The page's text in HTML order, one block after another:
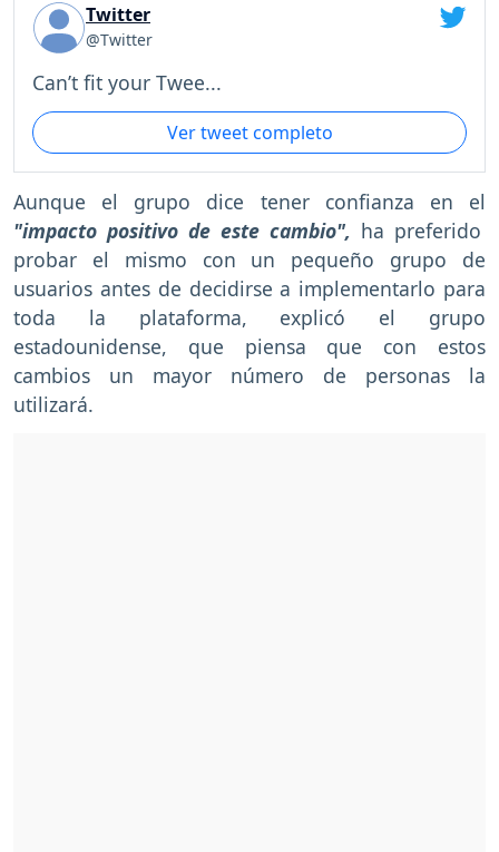
Twitter
@Twitter
Can’t fit your Twee...
Ver tweet completo
Aunque el grupo dice tener confianza en el
"impacto positivo de este cambio", ha preferido
probar el mismo con un pequeño grupo de
usuarios antes de decidirse a implementarlo para
toda la plataforma, explicó el grupo
estadounidense, que piensa que con estos
cambios un mayor número de personas la
utilizará.